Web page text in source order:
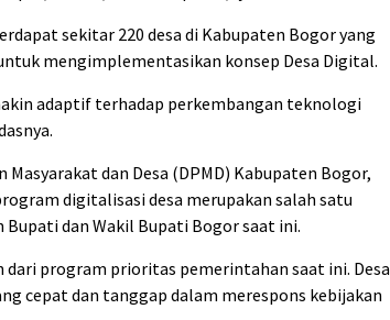
sekitar 220 desa di Kabupaten Bogor yang
mengimplementasikan konsep Desa Digital.
adaptif terhadap perkembangan teknologi
dan Desa (DPMD) Kabupaten Bogor,
digitalisasi desa merupakan salah satu
dan Wakil Bupati Bogor saat ini.
dari program prioritas pemerintahan saat ini. Desa
cepat dan tanggap dalam merespons kebijakan